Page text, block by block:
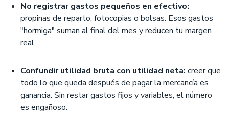
No registrar gastos pequeños en efectivo:
propinas de reparto, fotocopias o bolsas. Esos gastos
"hormiga" suman al final del mes y reducen tu margen
real.
Confundir utilidad bruta con utilidad neta: creer que
todo lo que queda después de pagar la mercancía es
ganancia. Sin restar gastos fijos y variables, el número
es engañoso.